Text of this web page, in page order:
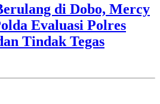
di Dobo, Mercy
Evaluasi Polres
Tindak Tegas